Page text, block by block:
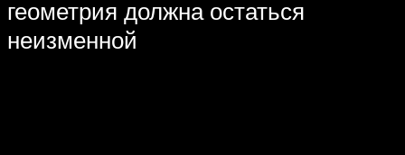
геометрия должна остаться
неизменной